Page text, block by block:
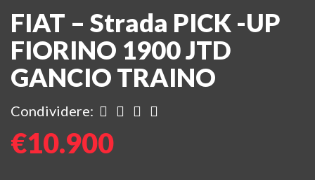
FIAT – Strada PICK -UP
FIORINO 1900 JTD
GANCIO TRAINO
Condividere:
€10.900